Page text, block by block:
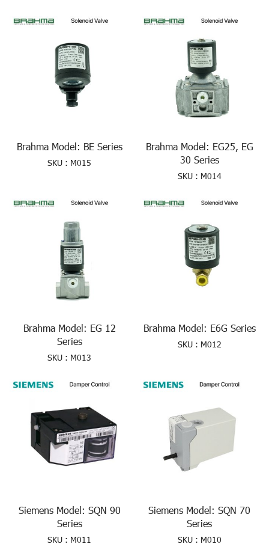
Brahma Model: BE Series
SKU : M015
Brahma Model: EG25, EG
30 Series
SKU : M014
Brahma Model: EG 12
Series
SKU : M013
Brahma Model: E6G Series
SKU : M012
Siemens Model: SQN 90
Series
SKU : M011
Siemens Model: SQN 70
Series
SKU : M010